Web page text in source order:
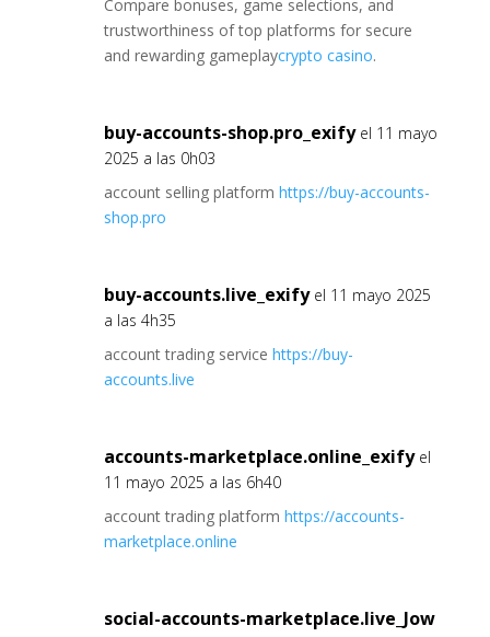
Compare bonuses, game selections, and
trustworthiness of top platforms for secure
and rewarding gameplaycrypto casino.
buy-accounts-shop.pro_exify el 11 mayo
2025 a las 0h03
account selling platform https://buy-accounts-
shop.pro
buy-accounts.live_exify el 11 mayo 2025
a las 4h35
account trading service https://buy-
accounts.live
accounts-marketplace.online_exify el
11 mayo 2025 a las 6h40
account trading platform https://accounts-
marketplace.online
social-accounts-marketplace.live_Jow